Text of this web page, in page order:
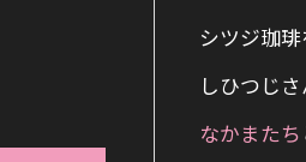
シツジ珈
しひつじさ
なかまたち